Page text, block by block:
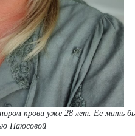
крови уже 28 лет. Ее мать
Паюсовой